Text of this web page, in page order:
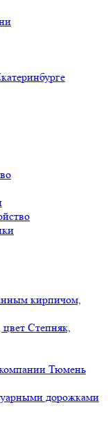
кирпичом,
Степняк,
компании Тюмень
дорожками